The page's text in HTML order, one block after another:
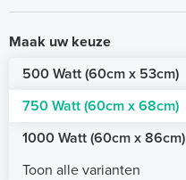
Maak uw keuze
500 Watt (60cm x 53cm)
750 Watt (60cm x 68cm)
1000 Watt (60cm x 86cm)
Toon alle varianten